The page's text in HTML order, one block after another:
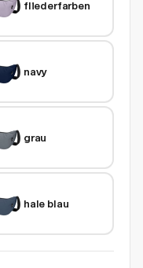
fliederfarben
navy
grau
hale blau